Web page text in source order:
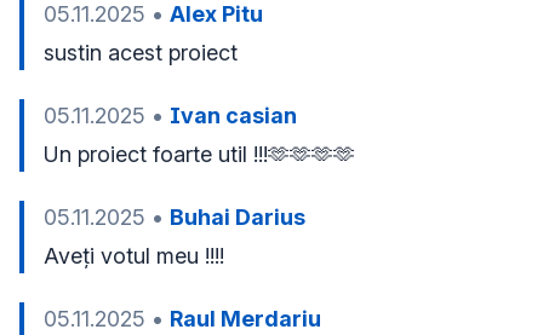
05.11.2025 • Alex Pitu
sustin acest proiect
05.11.2025 • Ivan casian
Un proiect foarte util !!!🫶🫶🫶🫶
05.11.2025 • Buhai Darius
05.11.2025 • Raul Merdariu